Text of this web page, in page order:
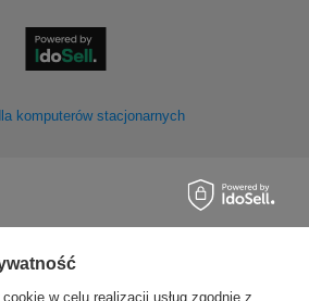
komputerów stacjonarnych
w celu realizacji usług zgodnie z